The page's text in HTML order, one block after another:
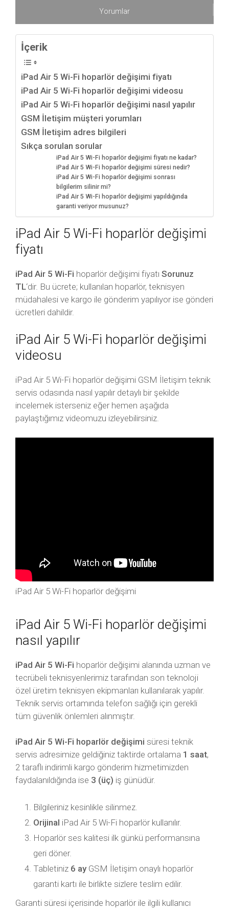
Yorumlar
İçerik
iPad Air 5 Wi-Fi hoparlör değişimi fiyatı
iPad Air 5 Wi-Fi hoparlör değişimi videosu
iPad Air 5 Wi-Fi hoparlör değişimi nasıl yapılır
GSM İletişim müşteri yorumları
GSM İletişim adres bilgileri
Sıkça sorulan sorular
iPad Air 5 Wi-Fi hoparlör değişimi fiyatı ne kadar?
iPad Air 5 Wi-Fi hoparlör değişimi süresi nedir?
iPad Air 5 Wi-Fi hoparlör değişimi sonrası
bilgilerim silinir mi?
iPad Air 5 Wi-Fi hoparlör değişimi yapıldığında
garanti veriyor musunuz?
iPad Air 5 Wi-Fi hoparlör değişimi
fiyatı
iPad Air 5 Wi-Fi hoparlör değişimi fiyatı Sorunuz
TL‘dir. Bu ücrete; kullanılan hoparlör, teknisyen
müdahalesi ve kargo ile gönderim yapılıyor ise gönderi
ücretleri dahildir.
iPad Air 5 Wi-Fi hoparlör değişimi
videosu
iPad Air 5 Wi-Fi hoparlör değişimi GSM İletişim teknik
servis odasında nasıl yapılır detaylı bir şekilde
incelemek isterseniz eğer hemen aşağıda
paylaştığımız videomuzu izleyebilirsiniz.
iPad Air 5 Wi-Fi hoparlör değişimi
iPad Air 5 Wi-Fi hoparlör değişimi
nasıl yapılır
iPad Air 5 Wi-Fi hoparlör değişimi alanında uzman ve
tecrübeli teknisyenlerimiz tarafından son teknoloji
özel üretim teknisyen ekipmanları kullanılarak yapılır.
Teknik servis ortamında telefon sağlığı için gerekli
tüm güvenlik önlemleri alınmıştır.
iPad Air 5 Wi-Fi hoparlör değişimi süresi teknik
servis adresimize geldiğiniz taktirde ortalama 1 saat,
2 taraflı indirimli kargo gönderim hizmetimizden
faydalanıldığında ise 3 (üç) iş günüdür.
Bilgileriniz kesinlikle silinmez.
Orijinal iPad Air 5 Wi-Fi hoparlör kullanılır.
Hoparlör ses kalitesi ilk günkü performansına
geri döner.
Tabletiniz 6 ayGSM İletişim onaylı hoparlör
garanti kartı ile birlikte sizlere teslim edilir.
Garanti süresi içerisinde hoparlör ile ilgili kullanıcı